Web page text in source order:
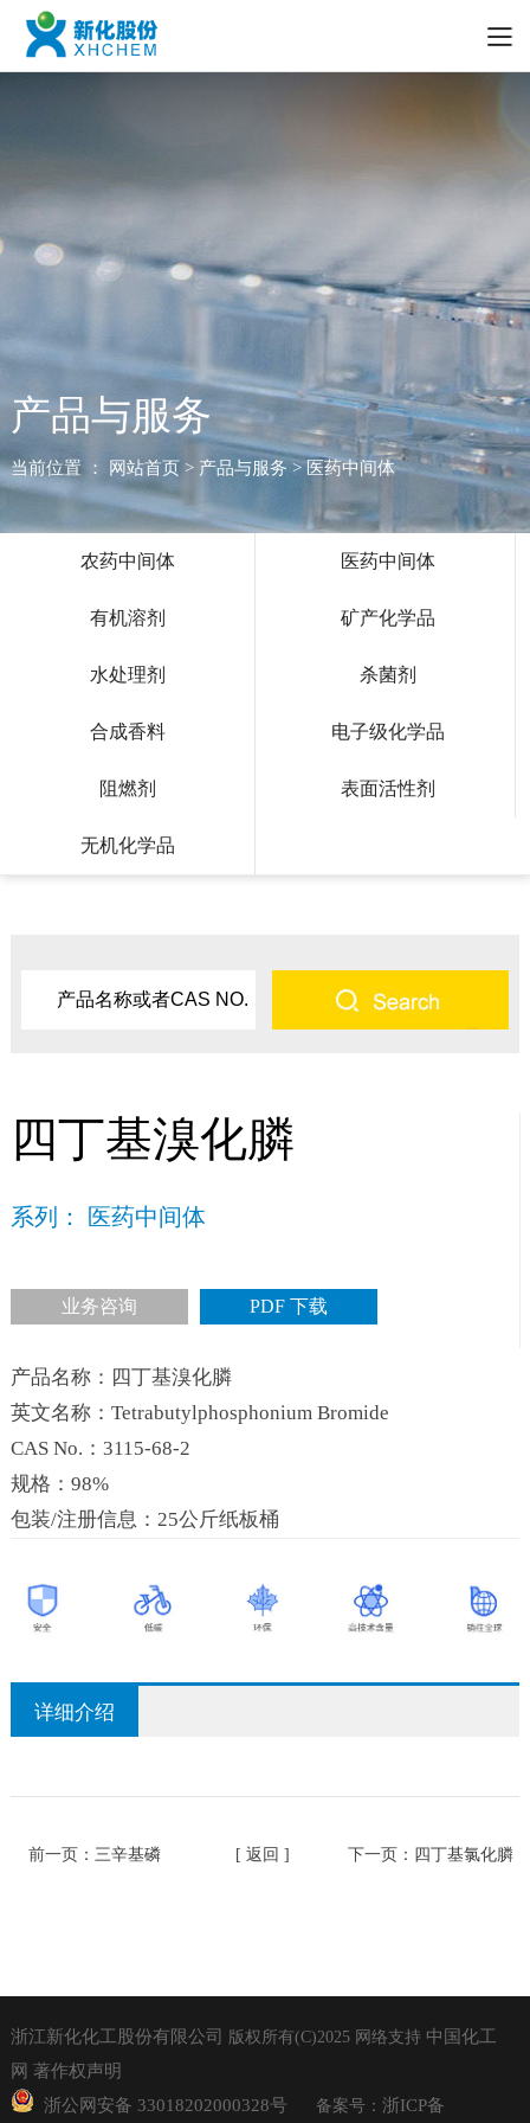
产品与服务
当前位置 ： 网站首页> 产品与服务 > 医药中间体
农药中间体 医药中间体
有机溶剂 矿产化学品
水处理剂 杀菌剂
合成香料 电子级化学品
阻燃剂 表面活性剂
无机化学品
四丁基溴化膦
系列： 医药中间体
业务咨询 PDF 下载
产品名称：四丁基溴化膦
英文名称：Tetrabutylphosphonium Bromide
CAS No.：3115-68-2
规格：98%
包装/注册信息：25公斤纸板桶
详细介绍
前一页： 三辛基磷 [ 返回 ] 下一页： 四丁基氯化膦
浙江新化化工股份有限公司 版权所有(C)2025网络支持 中国化工
网 著作权声明
浙公网安备 33018202000328号 备案号： 浙ICP备